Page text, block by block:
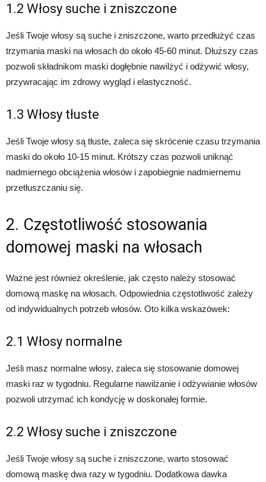
1.2 Włosy suche i zniszczone
Jeśli Twoje włosy są suche i zniszczone, warto przedłużyć czas
trzymania maski na włosach do około 45-60 minut. Dłuższy czas
pozwoli składnikom maski dogłębnie nawilżyć i odżywić włosy,
przywracając im zdrowy wygląd i elastyczność.
1.3 Włosy tłuste
Jeśli Twoje włosy są tłuste, zaleca się skrócenie czasu trzymania
maski do około 10-15 minut. Krótszy czas pozwoli uniknąć
nadmiernego obciążenia włosów i zapobiegnie nadmiernemu
przetłuszczaniu się.
2. Częstotliwość stosowania
domowej maski na włosach
Ważne jest również określenie, jak często należy stosować
domową maskę na włosach. Odpowiednia częstotliwość zależy
od indywidualnych potrzeb włosów. Oto kilka wskazówek:
2.1 Włosy normalne
Jeśli masz normalne włosy, zaleca się stosowanie domowej
maski raz w tygodniu. Regularne nawilżanie i odżywianie włosów
pozwoli utrzymać ich kondycję w doskonałej formie.
2.2 Włosy suche i zniszczone
Jeśli Twoje włosy są suche i zniszczone, warto stosować
domową maskę dwa razy w tygodniu. Dodatkowa dawka